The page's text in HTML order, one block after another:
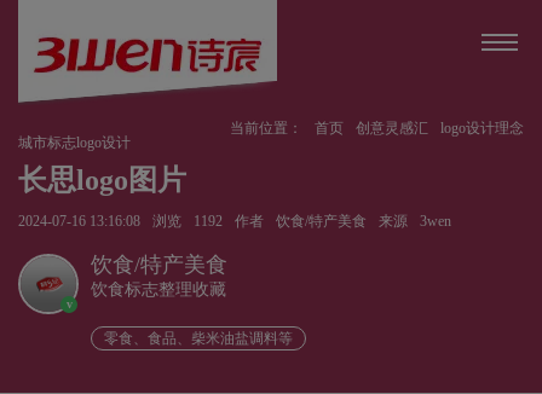
当前位置： 首页 创意灵感汇
logo设计理念
城市标志logo设计
长思logo图片
2024-07-16 13:16:08 浏览 1192 作者 饮食/特产美食 来源 3wen
v
饮食/特产美食
饮食标志整理收藏
零食、食品、柴米油盐调料等